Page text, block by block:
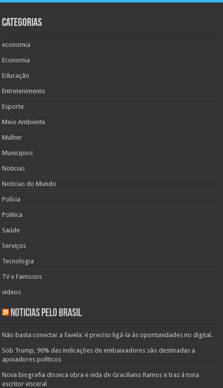
Categorias
economia
Economia
Educação
Entretenimento
Esporte
Meio Ambiente
Mulher
Municipios
Noticias
Noticias do Mundo
Polícia
Politica
Saúde
Serviços
Tecnologia
TV e Famosos
videos
Noticias pelo Brasil
Não basta conectar a favela: é preciso ligá-la às oportunidades no digital.
Sob Trump, 90% das indicações de embaixadores são destinadas a
apoiadores políticos
Nova biografia disseca obra e vida de Graciliano Ramos e traz à tona
escritor visceral